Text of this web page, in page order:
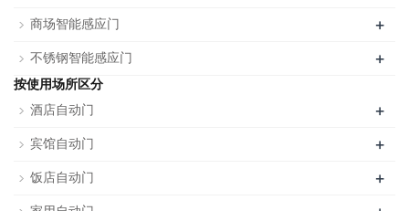
商场智能感应门 +
不锈钢智能感应门 +
按使用场所区分
酒店自动门
+
宾馆自动门 +
饭店自动门 +